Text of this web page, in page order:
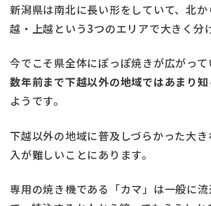
新潟県は南北に長い形をしていて、北
越・上越という3つのエリアで大きく分
今でこそ県全体にぽっぽ焼きが広がっ
数年前まで下越以外の地域ではあまり
ようです。
下越以外の地域に普及しづらかった大
入が難しいことにあります。
専用の焼き機である「カマ」は一般に